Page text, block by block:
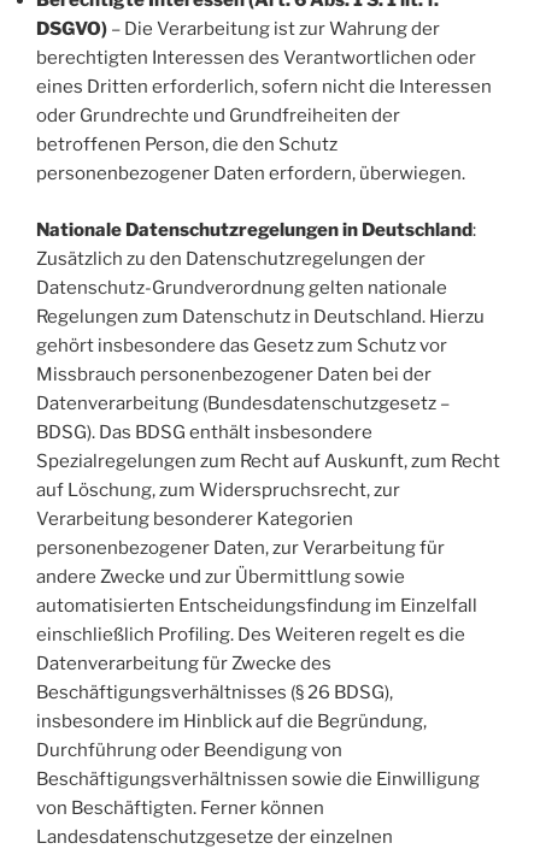
DSGVO) – Die Verarbeitung ist zur Wahrung der
berechtigten Interessen des Verantwortlichen oder
eines Dritten erforderlich, sofern nicht die Interessen
oder Grundrechte und Grundfreiheiten der
betroffenen Person, die den Schutz
personenbezogener Daten erfordern, überwiegen.
Nationale Datenschutzregelungen in Deutschland:
Zusätzlich zu den Datenschutzregelungen der
Datenschutz-Grundverordnung gelten nationale
Regelungen zum Datenschutz in Deutschland. Hierzu
gehört insbesondere das Gesetz zum Schutz vor
Missbrauch personenbezogener Daten bei der
Datenverarbeitung (Bundesdatenschutzgesetz –
BDSG). Das BDSG enthält insbesondere
Spezialregelungen zum Recht auf Auskunft, zum Recht
auf Löschung, zum Widerspruchsrecht, zur
Verarbeitung besonderer Kategorien
personenbezogener Daten, zur Verarbeitung für
andere Zwecke und zur Übermittlung sowie
automatisierten Entscheidungsfindung im Einzelfall
einschließlich Profiling. Des Weiteren regelt es die
Datenverarbeitung für Zwecke des
Beschäftigungsverhältnisses (§ 26 BDSG),
insbesondere im Hinblick auf die Begründung,
Durchführung oder Beendigung von
Beschäftigungsverhältnissen sowie die Einwilligung
von Beschäftigten. Ferner können
Landesdatenschutzgesetze der einzelnen